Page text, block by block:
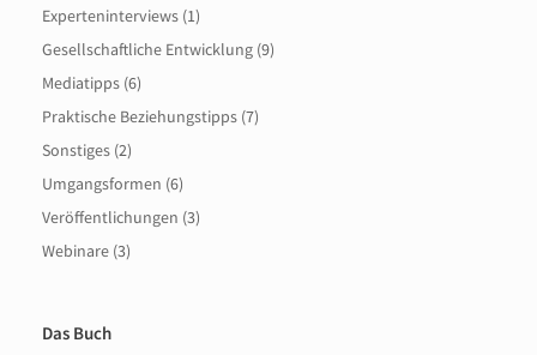
Experteninterviews (1)
Gesellschaftliche Entwicklung (9)
Mediatipps (6)
Praktische Beziehungstipps (7)
Sonstiges (2)
Umgangsformen (6)
Veröffentlichungen (3)
Webinare (3)
Das Buch